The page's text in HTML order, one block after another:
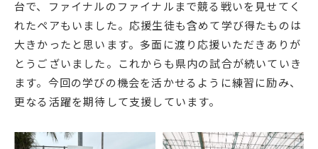
English
プライバシーポリシー
台で、ファイナルのファイナルまで競る戦いを見せてく
れたペアもいました。応援生徒も含めて学び得たものは
大きかったと思います。多面に渡り応援いただきありが
とうございました。これからも県内の試合が続いていき
ます。今回の学びの機会を活かせるように練習に励み、
更なる活躍を期待して支援しています。